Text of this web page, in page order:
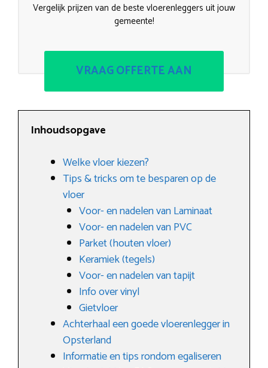
Vergelijk prijzen van de beste vloerenleggers uit jouw
gemeente!
VRAAG OFFERTE AAN
Inhoudsopgave
Welke vloer kiezen?
Tips & tricks om te besparen op de
vloer
Voor- en nadelen van Laminaat
Voor- en nadelen van PVC
Parket (houten vloer)
Keramiek (tegels)
Voor- en nadelen van tapijt
Info over vinyl
Gietvloer
Achterhaal een goede vloerenlegger in
Opsterland
Informatie en tips rondom egaliseren